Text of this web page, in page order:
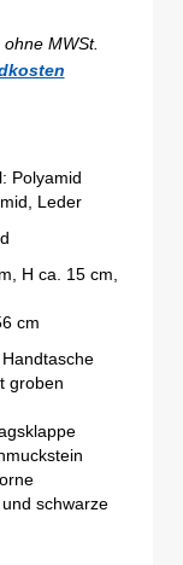
MWSt.
Polyamid
Leder
H ca. 15 cm,
cm
groben
schwarze